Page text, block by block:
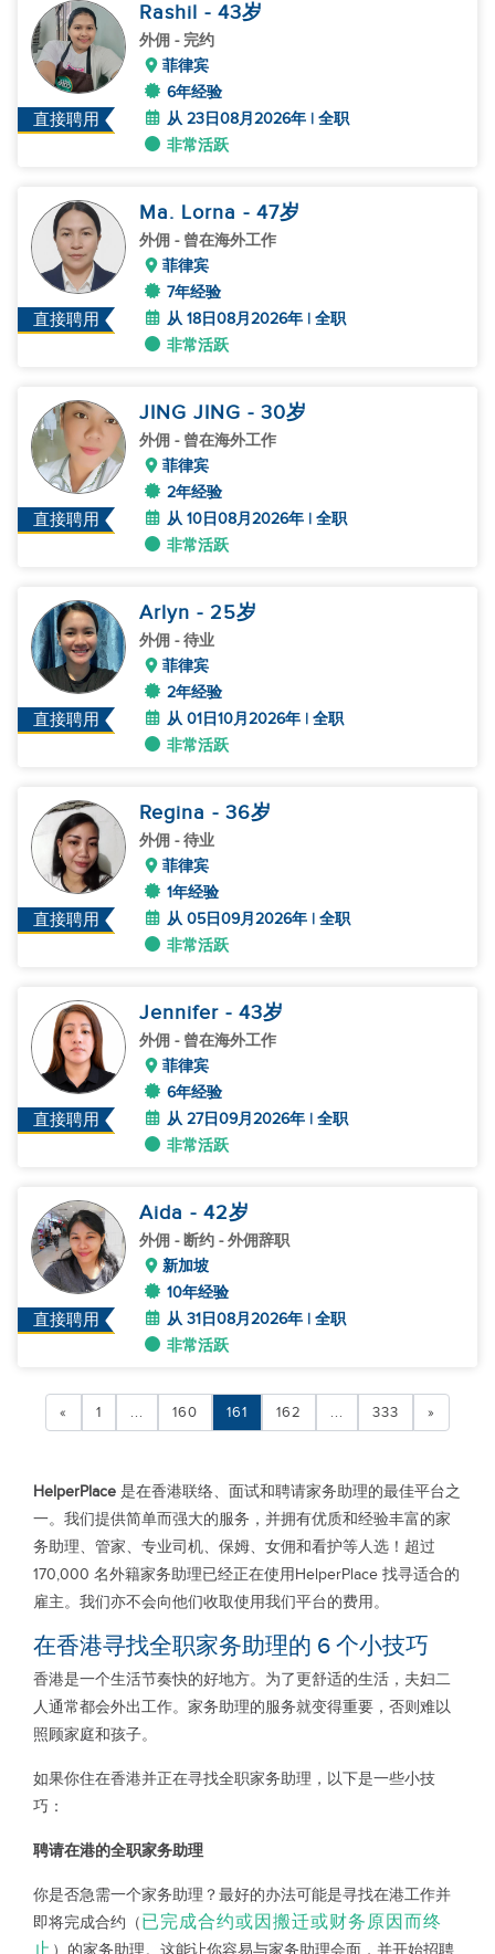
直接聘用
Rashil - 43岁
外佣 - 完约
菲律宾
6年经验
从 23日08月2026年 | 全职
非常活跃
直接聘用
Ma. Lorna - 47岁
外佣 - 曾在海外工作
菲律宾
7年经验
从 18日08月2026年 | 全职
非常活跃
直接聘用
JING JING - 30岁
外佣 - 曾在海外工作
菲律宾
2年经验
从 10日08月2026年 | 全职
非常活跃
直接聘用
Arlyn - 25岁
外佣 - 待业
菲律宾
2年经验
从 01日10月2026年 | 全职
非常活跃
直接聘用
Regina - 36岁
外佣 - 待业
菲律宾
1年经验
从 05日09月2026年 | 全职
非常活跃
直接聘用
Jennifer - 43岁
外佣 - 曾在海外工作
菲律宾
6年经验
从 27日09月2026年 | 全职
非常活跃
直接聘用
Aida - 42岁
外佣 - 断约 - 外佣辞职
新加坡
10年经验
从 31日08月2026年 | 全职
非常活跃
« 1 ... 160 161 162 ... 333 »
HelperPlace 是在香港联络、面试和聘请家务助理的最佳平台之
一。我们提供简单而强大的服务，并拥有优质和经验丰富的家
务助理、管家、专业司机、保姆、女佣和看护等人选！超过
170,000 名外籍家务助理已经正在使用HelperPlace 找寻适合的
雇主。我们亦不会向他们收取使用我们平台的费用。
在香港寻找全职家务助理的 6 个小技巧
香港是一个生活节奏快的好地方。为了更舒适的生活，夫妇二
人通常都会外出工作。家务助理的服务就变得重要，否则难以
照顾家庭和孩子。
如果你住在香港并正在寻找全职家务助理，以下是一些小技
巧：
聘请在港的全职家务助理
你是否急需一个家务助理？最好的办法可能是寻找在港工作并
即将完成合约（已完成合约或因搬迁或财务原因而终
）的家务助理。这能让你容易与家务助理会面，并开始招聘